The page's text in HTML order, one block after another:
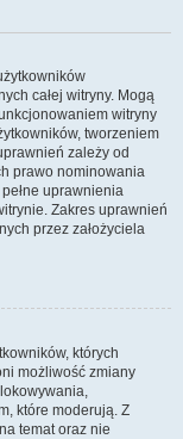
całej witryny. Mogą
witryny
tworzeniem
zależy od
prawo nominowania
uprawnienia
Zakres uprawnień
przez założyciela
których
możliwość zmiany
które moderują. Z
temat oraz nie